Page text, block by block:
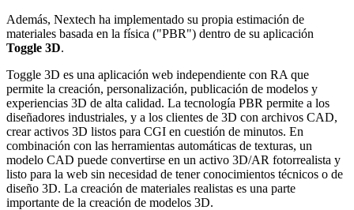
Además, Nextech ha implementado su propia estimación de
materiales basada en la física ("PBR") dentro de su aplicación
Toggle 3D.
Toggle 3D es una aplicación web independiente con RA que
permite la creación, personalización, publicación de modelos y
experiencias 3D de alta calidad. La tecnología PBR permite a los
diseñadores industriales, y a los clientes de 3D con archivos CAD,
crear activos 3D listos para CGI en cuestión de minutos. En
combinación con las herramientas automáticas de texturas, un
modelo CAD puede convertirse en un activo 3D/AR fotorrealista y
listo para la web sin necesidad de tener conocimientos técnicos o de
diseño 3D. La creación de materiales realistas es una parte
importante de la creación de modelos 3D.